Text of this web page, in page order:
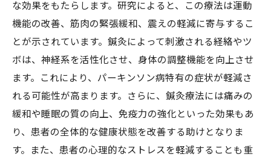
な効果をもたらします。研究によると、この療法は運動
機能の改善、筋肉の緊張緩和、震えの軽減に寄与するこ
とが示されています。鍼灸によって刺激される経絡やツ
ボは、神経系を活性化させ、身体の調整機能を向上させ
ます。これにより、パーキンソン病特有の症状が軽減さ
れる可能性が高まります。さらに、鍼灸療法には痛みの
緩和や睡眠の質の向上、免疫力の強化といった効果もあ
り、患者の全体的な健康状態を改善する助けとなりま
す。また、患者の心理的なストレスを軽減することも重